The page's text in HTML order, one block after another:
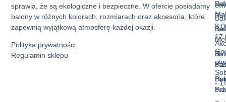
sprawia, że są ekologiczne i bezpieczne. W ofercie posiadamy
balony w różnych kolorach, rozmiarach oraz akcesoria, które
zapewnią wyjątkową atmosferę każdej okazji.
Polityka prywatności
Regulamin sklepu
do
-